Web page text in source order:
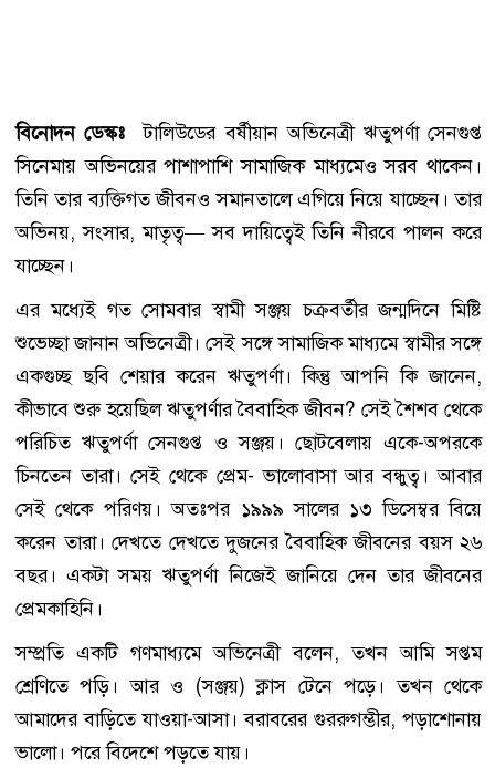
বিনোদন ডেস্কঃ টালিউডের বর্ষীয়ান অভিনেত্রী ঋতুপর্ণা সেনগুপ্ত
সিনেমায় অভিনয়ের পাশাপাশি সামাজিক মাধ্যমেও সরব থাকেন।
তিনি তার ব্যক্তিগত জীবনও সমানতালে এগিয়ে নিয়ে যাচ্ছেন। তার
অভিনয়, সংসার, মাতৃত্ব— সব দায়িত্বেই তিনি নীরবে পালন করে
যাচ্ছেন।
এর মধ্যেই গত সোমবার স্বামী সঞ্জয় চক্রবর্তীর জন্মদিনে মিষ্টি
শুভেচ্ছা জানান অভিনেত্রী। সেই সঙ্গে সামাজিক মাধ্যমে স্বামীর সঙ্গে
একগুচ্ছ ছবি শেয়ার করেন ঋতুপর্ণা। কিন্তু আপনি কি জানেন,
কীভাবে শুরু হয়েছিল ঋতুপর্ণার বৈবাহিক জীবন? সেই শৈশব থেকে
পরিচিত ঋতুপর্ণা সেনগুপ্ত ও সঞ্জয়। ছোটবেলায় একে-অপরকে
চিনতেন তারা। সেই থেকে প্রেম- ভালোবাসা আর বন্ধুত্ব। আবার
সেই থেকে পরিণয়। অতঃপর ১৯৯৯ সালের ১৩ ডিসেম্বর বিয়ে
করেন তারা। দেখতে দেখতে দুজনের বৈবাহিক জীবনের বয়স ২৬
বছর। একটা সময় ঋতুপর্ণা নিজেই জানিয়ে দেন তার জীবনের
প্রেমকাহিনি।
সম্প্রতি একটি গণমাধ্যমে অভিনেত্রী বলেন, তখন আমি সপ্তম
শ্রেণিতে পড়ি। আর ও (সঞ্জয়) ক্লাস টেনে পড়ে। তখন থেকে
আমাদের বাড়িতে যাওয়া-আসা। বরাবরের গুররুগম্ভীর, পড়াশোনায়
ভালো। পরে বিদেশে পড়তে যায়।